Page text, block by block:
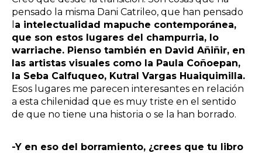
pensado la misma Dani Catrileo, que han pensado
a intelectualidad mapuche contemporánea,
que son estos lugares del champurria, lo
warriache. Pienso también en David Añiñir, en
las artistas visuales como la Paula Coñoepan,
la Seba Calfuqueo, Kutral Vargas Huaiquimilla.
Esos lugares me parecen interesantes en relación
a esta chilenidad que es muy triste en el sentido
de que no tiene una historia o se la han borrado.
-Y en eso del borramiento, ¿crees que tu libro